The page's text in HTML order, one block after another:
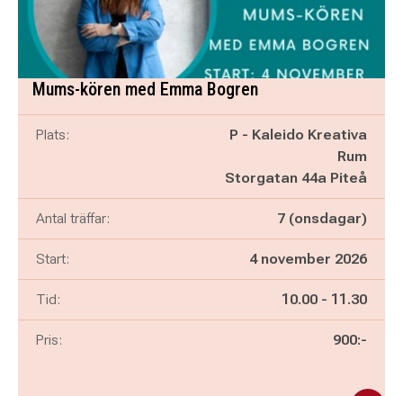
Mums-kören med Emma Bogren
Plats:
P - Kaleido Kreativa
Rum
Storgatan 44a Piteå
Antal träffar: 7 (onsdagar)
Start: 4 november 2026
Tid: Pågår mellan
10.00 - och
11.30
Pris: 900:-